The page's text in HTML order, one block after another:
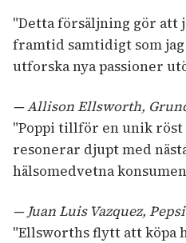
"Detta försäljning gör att jag kan säkra min familjs
framtid samtidigt som
utforska nya passioner
— Allison Ellsworth,
"Poppi tillför en unik röst till vår portfölj och
resonerar djupt med
hälsomedvetna
— Juan Luis Vazquez,
"Ellsworths flytt att köpa hus för sina släktingar